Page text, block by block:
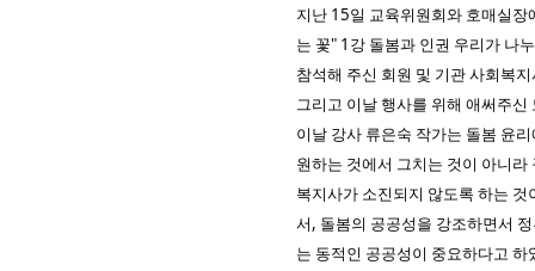
지난 15일 교육위원회와 호매실
는 꽃" 1강 돌봄과 인권 우리가 나
참석해 주신 회원 및 기관 사회복
그리고 이날 행사를 위해 애써주
이날 강사 류은숙 작가는 돌봄 윤
원하는 것에서 그치는 것이 아니
복지사가 소진되지 않도록 하는
서, 돌봄의 공공성을 강조하면서
는 동적인 공공성이 중요하다고 하